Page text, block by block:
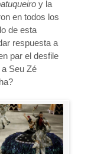
y la
en todos los
de esta
respuesta a
par el desfile
Seu Zé